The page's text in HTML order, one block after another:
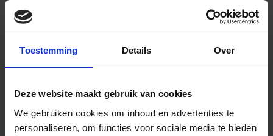
Toestemming Details Over
Deze website maakt gebruik van cookies
We gebruiken cookies om inhoud en advertenties te
personaliseren, om functies voor sociale media te bieden